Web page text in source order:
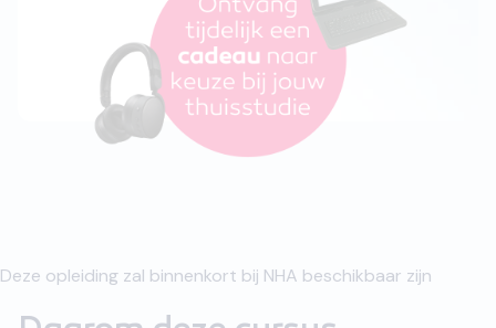
Deze opleiding zal binnenkort bij NHA beschikbaar zijn